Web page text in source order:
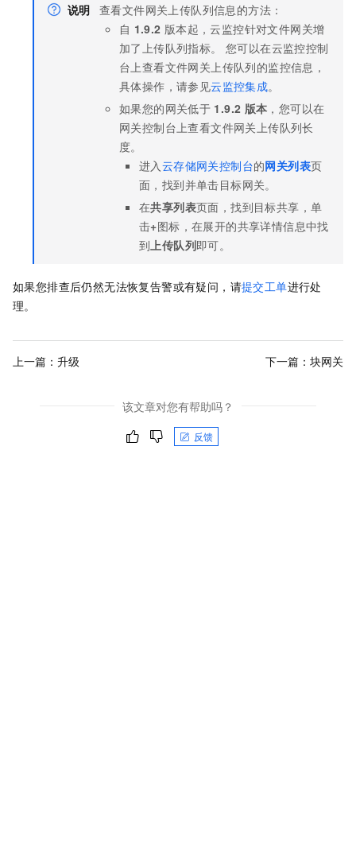
说明 查看文件网关上传队列信息的方法：
自 1.9.2 版本起，云监控针对文件网关增
加了上传队列指标。 您可以在云监控控制
台上查看文件网关上传队列的监控信息，
具体操作，请参见云监控集成。
如果您的网关低于 1.9.2 版本 ，您可以在
网关控制台上查看文件网关上传队列长
度。
进入 云存储网关控制台的网关列表页
面，找到并单击目标网关。
在共享列表页面，找到目标共享，单
击+图标，在展开的共享详情信息中找
到 上传队列即可。
如果您排查后仍然无法恢复告警或有疑问，请提交工单进行处
理。
上一篇： 升级 下一篇： 块网关
该文章对您有帮助吗？
反馈